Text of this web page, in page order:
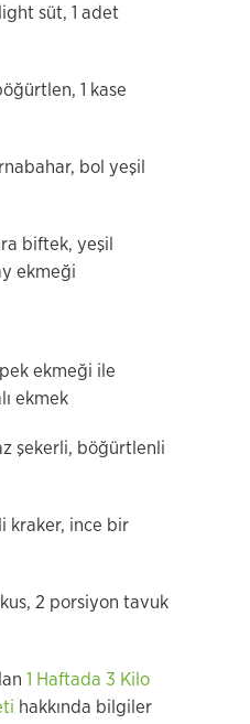
süt, 1 adet
1 kase
bol yeşil
biftek, yeşil
ekmeği
ekmeği ile
ekmek
şekerli, böğürtlenli
kraker, ince bir
2 porsiyon tavuk
1 Haftada 3 Kilo
hakkında bilgiler